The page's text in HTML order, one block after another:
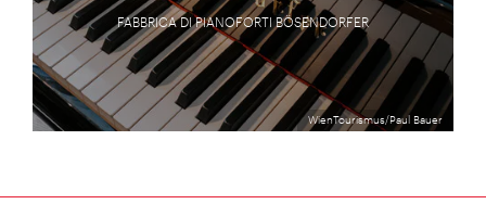
WienTourismus/Paul Bauer
FABBRICA DI PIANOFORTI BÖSENDORFER